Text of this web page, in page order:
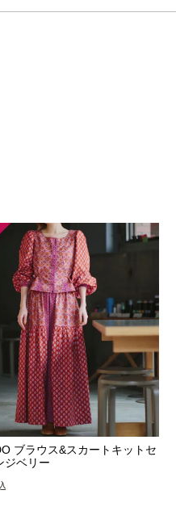
ブラウス&スカートキットセ
ジベリー